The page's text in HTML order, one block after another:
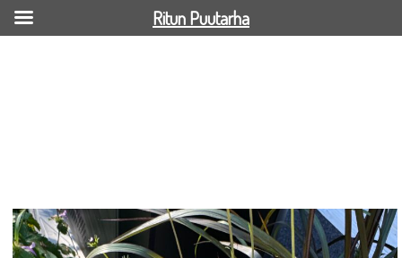
Ritun Puutarha